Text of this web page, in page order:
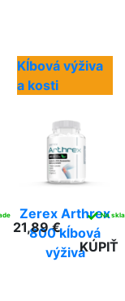
Kĺbová výživa
a kosti
Zerex Arthrex
800 kĺbová
výživa
21,89 €
✓ Na
KÚPIŤ